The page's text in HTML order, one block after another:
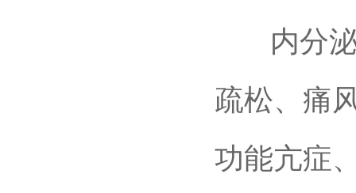
内分泌
疏松、痛
功能亢症